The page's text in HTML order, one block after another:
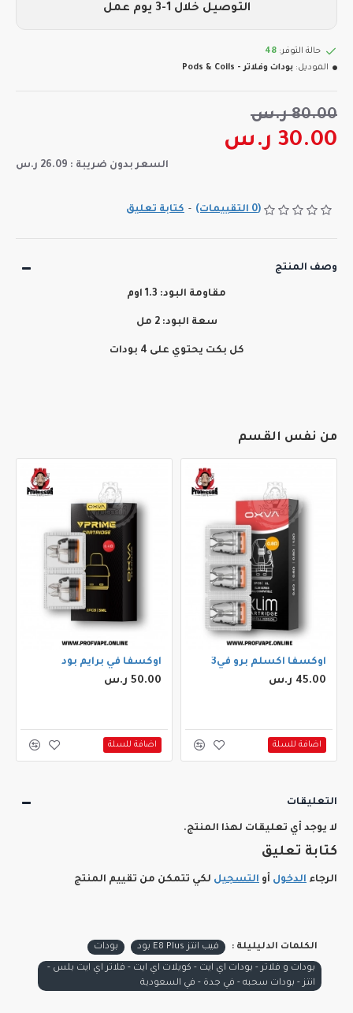
(0 التقييمات) - كتابة تعليق
30.00 ر.س
80.00 ر.س
السعر بدون ضريبة : 26.09 ر.س
حالة التوفر: 48
الموديل: بودات وفلاتر - Pods & Coils
التوصيل خلال 1-3 يوم عمل
وصف المنتج
مقاومة البود: 1.3 اوم
سعة البود: 2 مل
كل بكت يحتوي على 4 بودات
من نفس القسم
اوكسفا اكسلم برو في3
45.00 ر.س
اضافة للسلة
اوكسفا في برايم بود
50.00 ر.س
اضافة للسلة
التعليقات
لا يوجد أي تعليقات لهذا المنتج.
كتابة تعليق
الرجاء الدخول أو التسجيل لكي تتمكن من تقييم المنتج
الكلمات الدليليلة : فيب انتز E8 Plus بود بودات
بودات و فلاتر - بودات اي ايت - كويلات اي ايت - فلاتر اي ايت بلس -
انتز - بودات سحبه - في جدة - في السعودية